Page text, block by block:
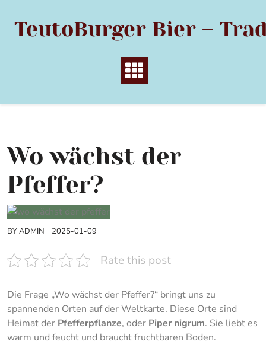
content
TeutoBurger Bier –
Wo wächst der
Pfeffer?
BYADMIN 2025-01-09
Rate this post
Die Frage „Wo wächst der Pfeffer?“ bringt uns zu
spannenden Orten auf der Weltkarte. Diese Orte sind
Heimat der Pfefferpflanze, oder Piper nigrum. Sie liebt es
warm und feucht und braucht fruchtbaren Boden.